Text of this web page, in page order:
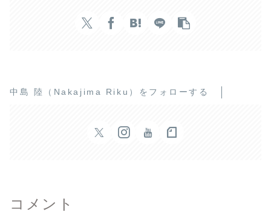
中島 陸（Nakajima Riku）をフォローする
コメント